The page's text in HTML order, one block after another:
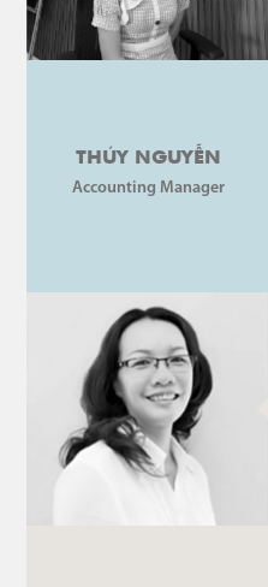
THÚY NGUYỄN
Accounting Manager